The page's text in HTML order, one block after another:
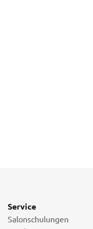
Service
Salonschulungen